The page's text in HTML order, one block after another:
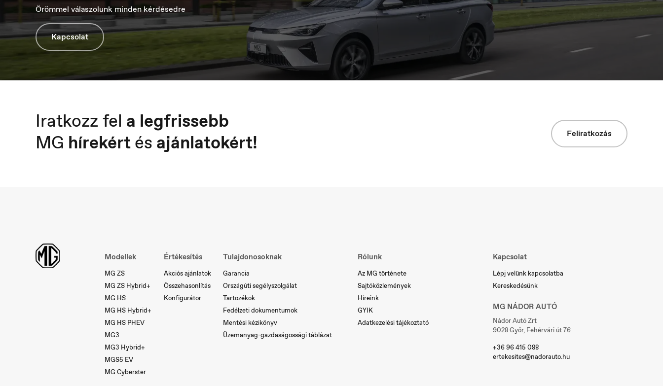
Français Македонски
Português Srpski Slovenčina
Örömmel válaszolunk minden kérdésedre
Kapcsolat
Iratkozz fel a legfrissebb
MG hírekértés ajánlatokért! Feliratkozás
Modellek
MG ZS
MG ZS Hybrid+
MG HS
MG HS Hybrid+
MG HS PHEV
MG3
MG3 Hybrid+
MGS5 EV
MG Cyberster
Értékesítés
Akciós ajánlatok
Összehasonlítás
Konfigurátor
Tulajdonosoknak
Garancia
Országúti segélyszolgálat
Tartozékok
Fedélzeti dokumentumok
Mentési kézikönyv
Üzemanyag-gazdaságossági táblázat
Rólunk
Az MG története
Sajtóközlemények
Híreink
GYIK
Adatkezelési tájékoztató
Kapcsolat
Lépj velünk kapcsolatba
Kereskedésünk
MG NÁDOR AUTÓ
Nádor Autó Zrt
9028 Győr, Fehérvári út 76
+36 96 415 088
ertekesites@nadorauto.hu